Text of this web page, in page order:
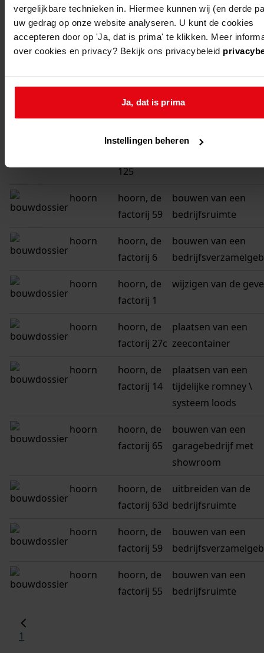
vergelijkbare technieken in. Hiermee kunnen wij (en derde
uw gedrag op onze website analyseren. U kunt de cookies
accepteren door op 'Ja, dat is prima' te klikken. Meer
over cookies en privacy? Bekijk ons privacybeleid
Ja, dat is prima
Instellingen beheren
hoorn
zwaag, de
factorij 19
zwaag,
125
verbouw kantoor en
garage
zwaag, de
factorij 19
zwaag,
125
bouw
garage berging
hoorn
hoorn, de
factorij 59
bouwen van een
bedrijfsruimte
hoorn
hoorn, de
factorij 6
bouwen van een
hoorn
hoorn, de
factorij 1
wijzigen van de
hoorn
hoorn, de
factorij 27c
plaatsen van een
zeecontainer
hoorn
hoorn, de
factorij 14
plaatsen van een
tijdelijke romney \
systeem loods
hoorn
hoorn, de
factorij 65
bouwen van een
garagebedrijf met
showroom
hoorn
hoorn, de
factorij 63d
uitbreiden van de
bedrijfsruimte
hoorn
hoorn, de
factorij 59
bouwen van een
hoorn
hoorn, de
factorij 55
bouwen van een
bedrijfsruimte
1